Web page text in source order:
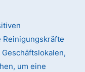
Reinigungskräfte
um eine